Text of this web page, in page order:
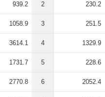
939.2
1058.9
3614.1
1731.7
2770.8
2 230.2
3 251.5
4 1329.9
5 228.6
6 2052.4